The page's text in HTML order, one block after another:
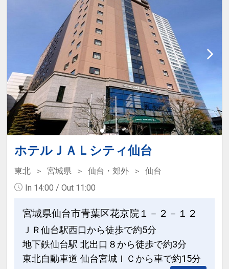
■ホテルパールシティ仙台 TEL:022-262-
8711
設定期間：2022年1月19日～2027年6月
30日
インターネットコース番号：DP-2-
ホテルＪＡＬシティ仙台
東北 宮城県 仙台・郊外
仙台
In 14:00 / Out 11:00
宮城県仙台市青葉区花京院１－２－１２
ＪＲ仙台駅西口から徒歩で約5分
地下鉄仙台駅 北出口８から徒歩で約3分
東北自動車道 仙台宮城ＩＣから車で約15分